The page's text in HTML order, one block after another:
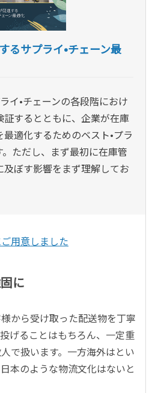
るサプライ•チェーン最
イ•チェーンの各段階におけ
証するとともに、企業が在庫
適化するためのベスト•プラ
ただし、まず最初に在庫管
ぼす影響をまず理解してお
用意しました
に
から受け取った配送物を丁寧
げることはもちろん、一定重
で扱います。一方海外はとい
本のような物流文化はないと